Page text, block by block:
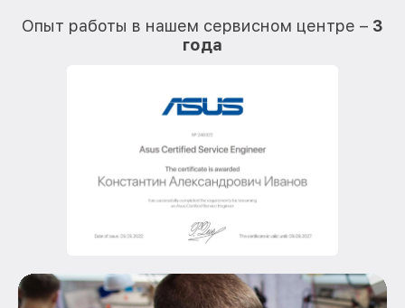
Опыт работы в нашем сервисном центре – 3
года